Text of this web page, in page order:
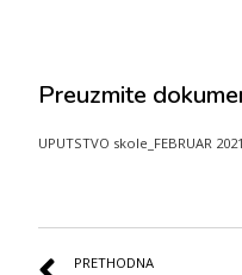
Preuzmite
UPUTSTVO skole_FEBRUAR 2021
PRETHODNA